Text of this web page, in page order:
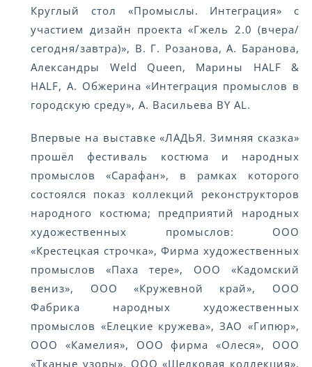
Круглый стол «Промыслы. Интеграция» с
участием дизайн проекта «Гжель 2.0 (вчера/
сегодня/завтра)», В. Г. Розанова, А. Баранова,
Александры Weld Queen, Марины HALF &
HALF, А. Обжерина «Интеграция промыслов в
городскую среду», А. Васильева BY AL.
Впервые на выставке «ЛАДЬЯ. Зимняя сказка»
прошёл фестиваль костюма и народных
промыслов «Сарафан», в рамках которого
состоялся показ коллекций реконструкторов
народного костюма; предприятий народных
художественных промыслов: ООО
«Крестецкая строчка», Фирма художественных
промыслов «Паха тере», ООО «Кадомский
вениз», ООО «Кружевной край», ООО
Фабрика народных художественных
промыслов «Елецкие кружева», ЗАО «Гипюр»,
ООО «Камелия», ООО фирма «Олеся», ООО
«Тканые узоры», ООО «Шелковая коллекция»,